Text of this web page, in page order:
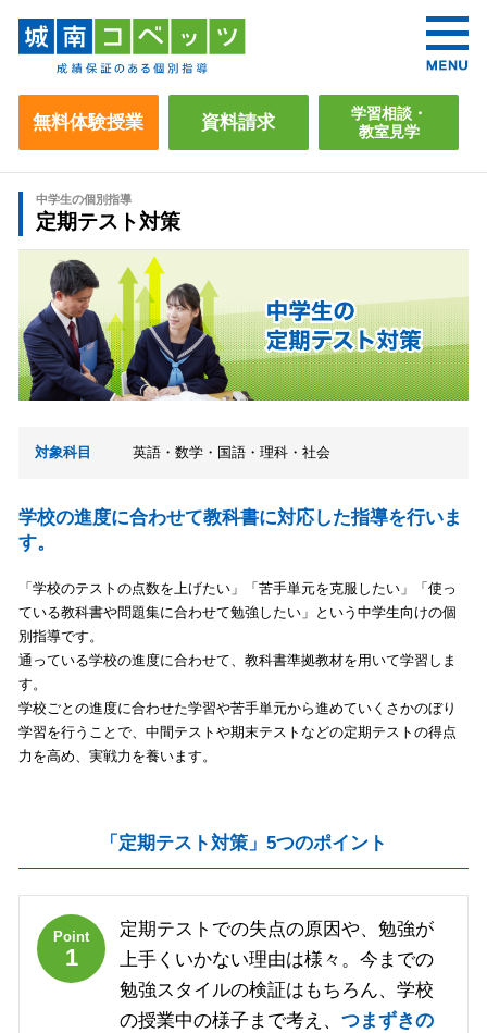
無料体験授業 資料請求
学習相談・
教室見学
中学生の個別指導
定期テスト対策
対象科目 英語・数学・国語・理科・社会
学校の進度に合わせて教科書に対応した指導を行いま
す。
「学校のテストの点数を上げたい」「苦手単元を克服したい」「使っ
ている教科書や問題集に合わせて勉強したい」という中学生向けの個
別指導です。
通っている学校の進度に合わせて、教科書準拠教材を用いて学習しま
す。
学校ごとの進度に合わせた学習や苦手単元から進めていくさかのぼり
学習を行うことで、中間テストや期末テストなどの定期テストの得点
力を高め、実戦力を養います。
「定期テスト対策」5つのポイント
Point
1
定期テストでの失点の原因や、勉強が
上手くいかない理由は様々。今までの
勉強スタイルの検証はもちろん、学校
の授業中の様子まで考え、つまずきの